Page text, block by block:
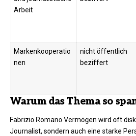
Arbeit
Markenkooperatio
nen
nicht öffentlich
beziffert
Warum das Thema so
Fabrizio Romano Vermögen wird oft
Journalist, sondern auch eine starke